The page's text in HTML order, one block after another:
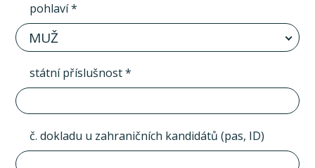
pohlaví *
MUŽ
státní příslušnost *
č. dokladu u zahraničních kandidátů (pas, ID)